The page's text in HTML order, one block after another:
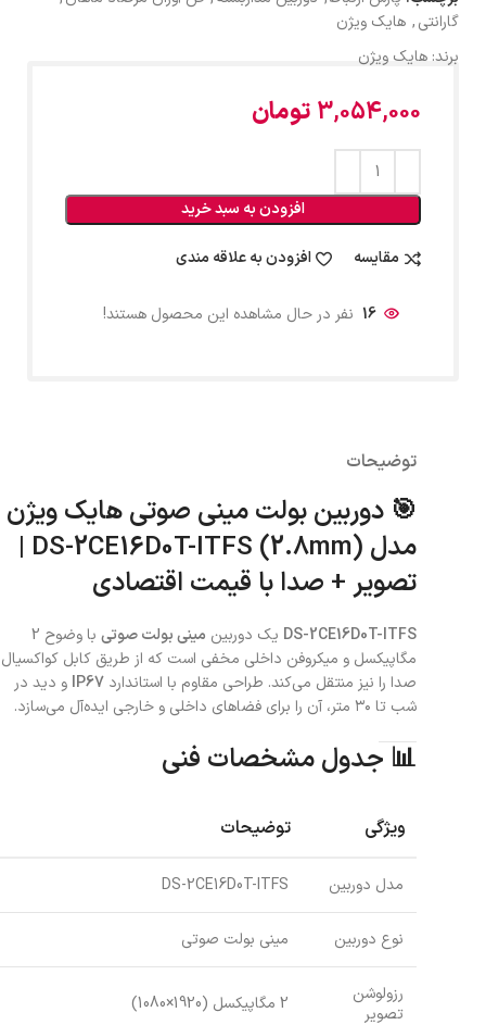
گارانتی, هایک ویژن
برند: هایک ویژن
3,054,000 تومان
افزودن به سبد خرید
مقایسه افزودن به علاقه مندی
16 نفر در حال مشاهده این محصول هستند!
توضیحات
🎯 دوربین بولت مینی صوتی هایک ویژن
مدل DS-2CE16D0T-ITFS (2.8mm) |
تصویر + صدا با قیمت اقتصادی
DS-2CE16D0T-ITFS یک دوربین مینی بولت صوتی
با وضوح 2
مگاپیکسل و میکروفن داخلی مخفی است که از طریق کابل کواکسیال
صدا را نیز منتقل می‌کند. طراحی مقاوم با استاندارد IP67 و دید در
شب تا ۳۰ متر، آن را برای فضاهای داخلی و خارجی ایده‌آل می‌سازد.
📊 جدول مشخصات فنی
ویژگی توضیحات
مدل دوربین DS-2CE16D0T-ITFS
نوع دوربین مینی بولت صوتی
رزولوشن
تصویر
2 مگاپیکسل (1920×1080)